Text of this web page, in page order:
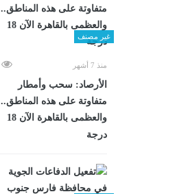
غير مصنف
منذ 7 أشهر
الأرصاد: سحب وأمطار
متفاوتة على هذه المناطق..
والعظمى بالقاهرة الآن 18
درجة